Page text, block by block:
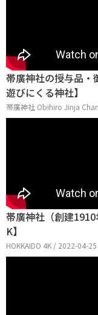
帯廣神社の授与品・
遊びにくる神社】
帯廣神社 Obihiro Jinja
帯廣神社（創建
K】
HOKKAIDO 4K / 2022-04-25